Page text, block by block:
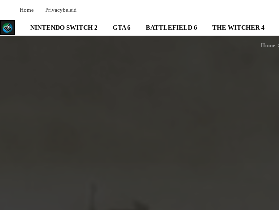
Home Privacybeleid
NINTENDO SWITCH 2 GTA 6 BATTLEFIELD 6 THE WITCHER 4
Home